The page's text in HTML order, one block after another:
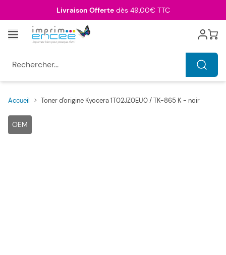
Livraison Offertedès 49,00€ TTC
Menu Cart
Accueil > Toner d'origine Kyocera 1T02JZ0EU0 / TK-865 K - noir
OEM
Main image
Click to view image in fullscreen